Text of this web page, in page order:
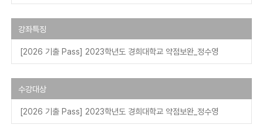
강좌특징
[2026 기출 Pass] 2023학년도 경희대학교 약점보완_정수영
수강대상
[2026 기출 Pass] 2023학년도 경희대학교 약점보완_정수영